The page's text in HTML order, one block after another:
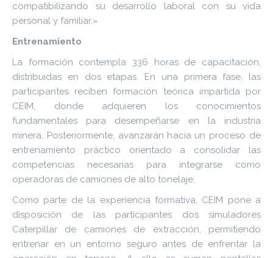
compatibilizando su desarrollo laboral con su vida
personal y familiar.»
Entrenamiento
La formación contempla 336 horas de capacitación,
distribuidas en dos etapas. En una primera fase, las
participantes reciben formación teórica impartida por
CEIM, donde adquieren los conocimientos
fundamentales para desempeñarse en la industria
minera. Posteriormente, avanzarán hacia un proceso de
entrenamiento práctico orientado a consolidar las
competencias necesarias para integrarse como
operadoras de camiones de alto tonelaje.
Como parte de la experiencia formativa, CEIM pone a
disposición de las participantes dos simuladores
Caterpillar de camiones de extracción, permitiendo
entrenar en un entorno seguro antes de enfrentar la